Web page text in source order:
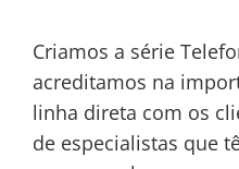
Criamos a série
acreditamos na
linha direta com os
de especialistas que